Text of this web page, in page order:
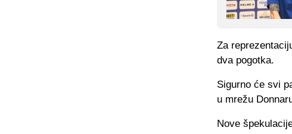
Za
dva pogotka.
Sigurno će svi
u mrežu
Nove